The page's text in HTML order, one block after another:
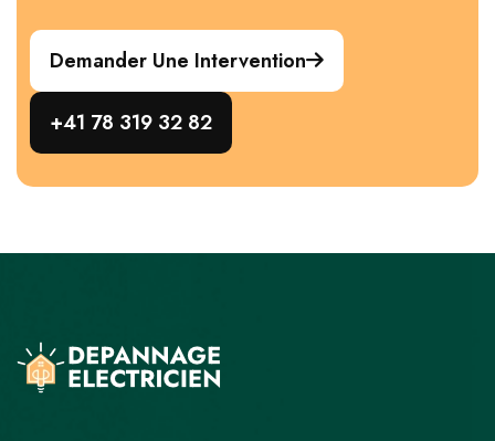
Demander Une Intervention
+41 78 319 32 82